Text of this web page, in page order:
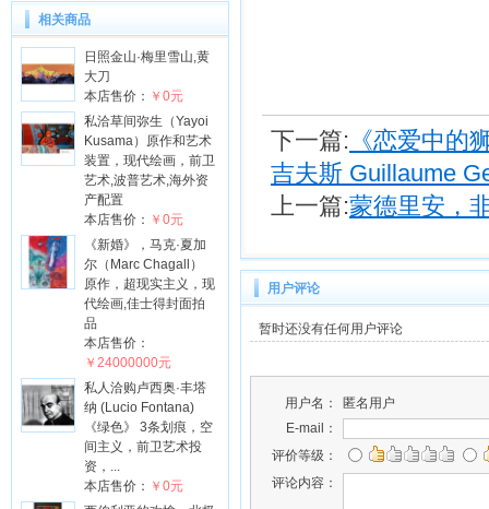
相关商品
日照金山·梅里雪山,黄
大刀
本店售价： ￥0元
私洽草间弥生（Yayoi
Kusama）原作和艺术
装置，现代绘画，前卫
艺术,波普艺术,海外资
产配置
本店售价： ￥0元
《新婚》，马克·夏加
尔（Marc Chagall）
原作，超现实主义，现
代绘画,佳士得封面拍
品
本店售价：
￥24000000元
私人洽购卢西奥·丰塔
纳 (Lucio Fontana)
《绿色》 3条划痕，空
间主义，前卫艺术投
资，...
本店售价： ￥0元
下一篇: 《恋爱中的
吉夫斯 Guillaume
上一篇:蒙德里安，
用户评论
暂时还没有任何用户评论
用户名：
匿名用户
E-mail：
评价等级：
评论内容：